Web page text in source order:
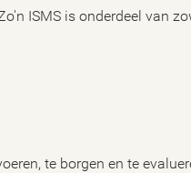
ISMS is onderdeel van
te borgen en te